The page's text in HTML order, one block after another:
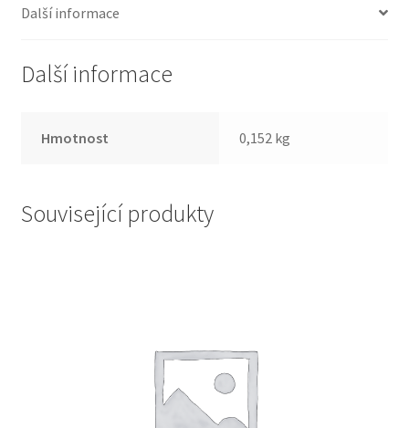
Další informace
Další informace
Hmotnost 0,152 kg
Související produkty